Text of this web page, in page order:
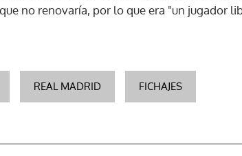
no renovaría, por lo que era "un jugador
REAL MADRID FICHAJES